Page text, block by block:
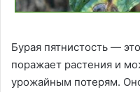
Бурая пятнистость —
поражает растения и
урожайным потерям.